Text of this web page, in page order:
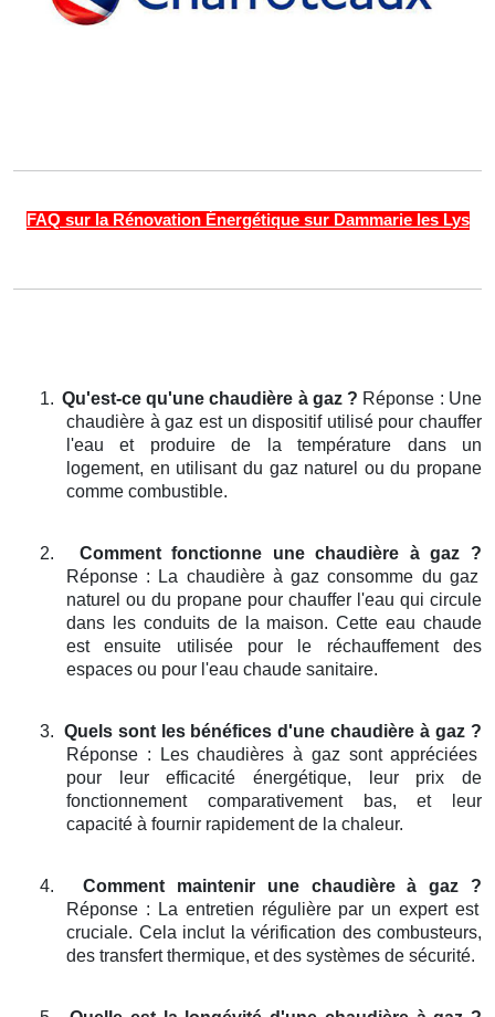
FAQ sur la Rénovation Énergétique sur Dammarie les Lys
1. Qu'est-ce qu'une chaudière à gaz ? Réponse : Une
chaudière à gaz est un dispositif utilisé pour chauffer
l'eau et produire de la température dans un
logement, en utilisant du gaz naturel ou du propane
comme combustible.
2.
Comment fonctionne une chaudière à gaz ?
Réponse : La chaudière à gaz consomme du gaz
naturel ou du propane pour chauffer l'eau qui circule
dans les conduits de la maison. Cette eau chaude
est ensuite utilisée pour le réchauffement des
espaces ou pour l'eau chaude sanitaire.
3. Quels sont les bénéfices d'une chaudière à gaz ?
Réponse : Les chaudières à gaz sont appréciées
pour leur efficacité énergétique, leur prix de
fonctionnement comparativement bas, et leur
capacité à fournir rapidement de la chaleur.
4.
Comment maintenir une chaudière à gaz ?
Réponse : La entretien régulière par un expert est
cruciale. Cela inclut la vérification des combusteurs,
des transfert thermique, et des systèmes de sécurité.